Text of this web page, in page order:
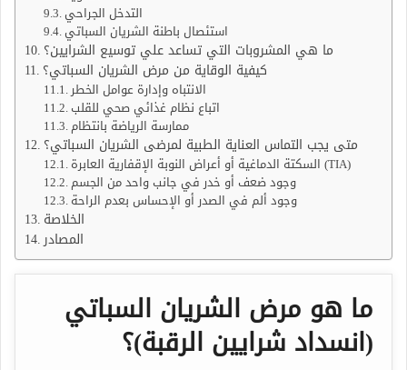
التدخل الجراحي
استئصال باطنة الشريان السباتي
ما هي المشروبات التي تساعد علي توسيع الشرايين؟
كيفية الوقاية من مرض الشريان السباتي؟
الانتباه وإدارة عوامل الخطر
اتباع نظام غذائي صحي للقلب
ممارسة الرياضة بانتظام
متى يجب التماس العناية الطبية لمرضى الشريان السباتي؟
السكتة الدماغية أو أعراض النوبة الإقفارية العابرة (TIA)
وجود ضعف أو خدر في جانب واحد من الجسم
وجود ألم في الصدر أو الإحساس بعدم الراحة
ما هو مرض الشريان السباتي
(انسداد شرايين الرقبة)؟